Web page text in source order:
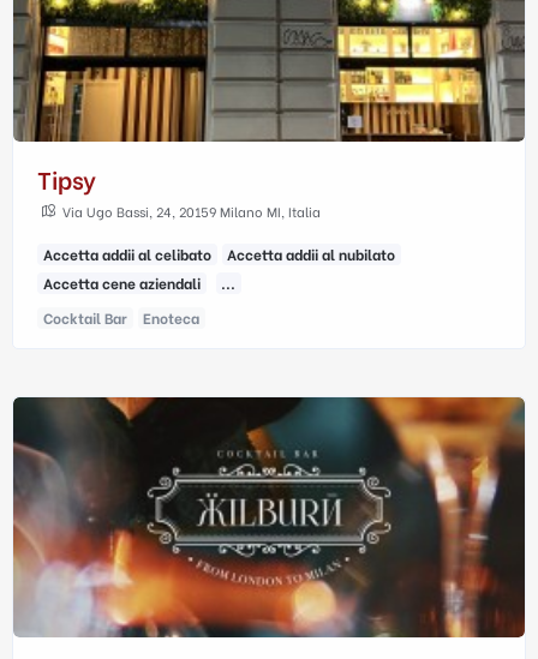
Tipsy
Via Ugo Bassi, 24, 20159 Milano MI, Italia
Accetta addii al celibato
Accetta addii al nubilato
Accetta cene aziendali
...
Cocktail Bar
Enoteca